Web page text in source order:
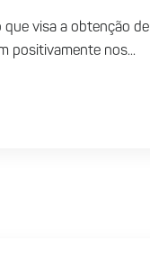
que visa a obtenção de
positivamente nos...